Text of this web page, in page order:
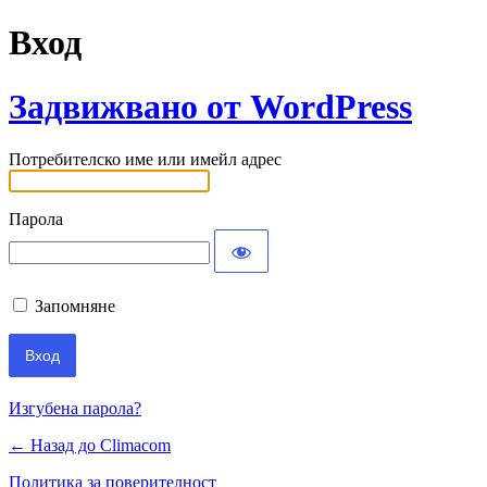
Вход
Задвижвано от WordPress
Потребителско име или имейл адрес
Парола
Запомняне
Изгубена парола?
← Назад до Climacom
Политика за поверителност